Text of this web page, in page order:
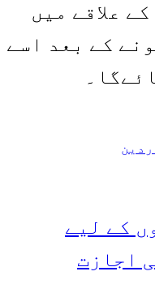
علاقے میں
کے بعد اسے
کے لیے
اجازت